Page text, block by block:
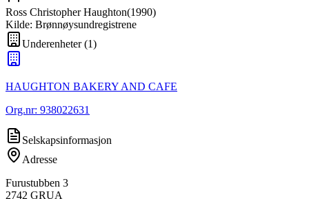
Ross Christopher Haughton(1990)
Kilde: Brønnøysundregistrene
Underenheter(1)
HAUGHTON BAKERY AND CAFE
Org.nr: 938022631
Selskapsinformasjon
Adresse
Furustubben 3
2742 GRUA